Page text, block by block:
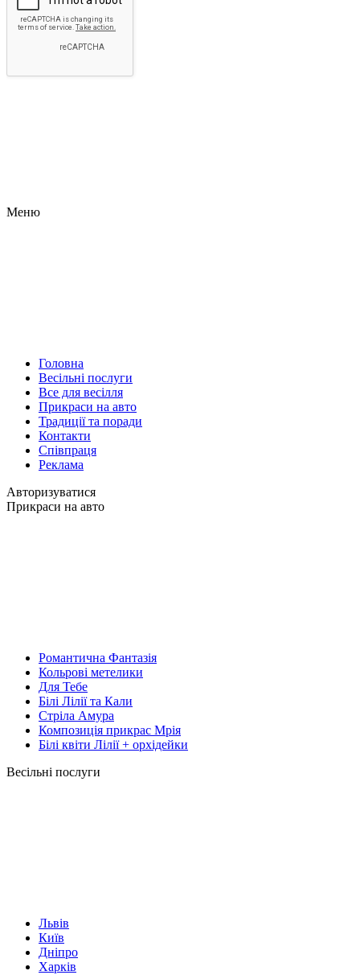
Меню
Головна
Весільні послуги
Все для весілля
Прикраси на авто
Традиції та поради
Контакти
Співпраця
Реклама
Авторизуватися
Прикраси на авто
Романтична Фантазія
Кольрові метелики
Для Тебе
Білі Лілії та Кали
Стріла Амура
Композиція прикрас Мрія
Білі квіти Лілії + орхідейки
Весільні послуги
Львів
Київ
Дніпро
Харків